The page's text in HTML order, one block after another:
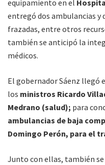
equipamiento en el
entregó dos ambulancias y
frazadas, entre otros
también se anticipó la
médicos.
El gobernador Sáenz llegó
los ministros Ricardo
Medrano (salud); para
ambulancias de baja
Domingo Perón, para el
Junto con ellas, también se